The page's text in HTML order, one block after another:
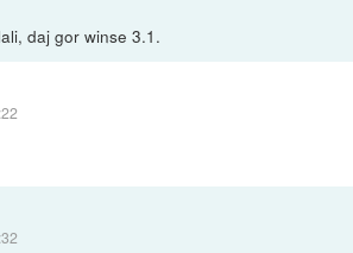
daj gor winse 3.1.